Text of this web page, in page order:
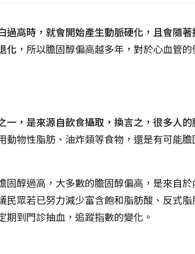
過高時，就會開始產生動脈硬化，且會隨著
化 ，所以膽固醇偏高越多年，對於心血管
一，是來源自飲食攝取，換言之，很多人的
動物性脂肪、油炸類等食物，還是有可能
醇過高，大多數的膽固醇偏高，是來自於
民眾若已努力減少富含飽和脂肪酸、反式脂
到門診抽血，追蹤指數的變化。